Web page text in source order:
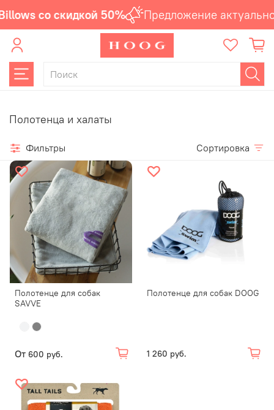
со скидкой 50% Предложение актуально
Полотенца и халаты
Фильтры Сортировка
Полотенце для собак
SAVVE
От 600 руб.
Полотенце для собак DOOG
1 260 руб.